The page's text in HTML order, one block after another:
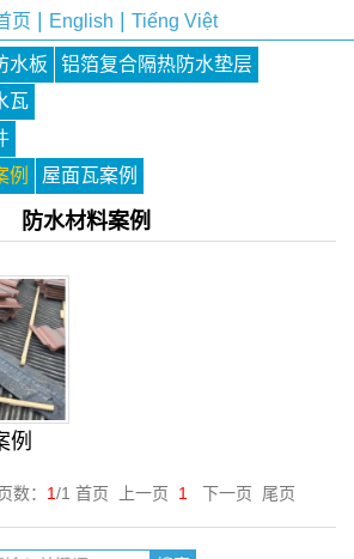
页 English Tiếng Việt
水板
铝箔复合隔热防水垫层
瓦
例 屋面瓦案例
防水材料案例
例
数： 1/1 首页 上一页 1 下一页 尾页